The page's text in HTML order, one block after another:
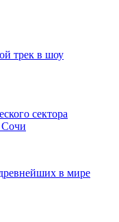
трек в шоу
сектора
Сочи
в мире